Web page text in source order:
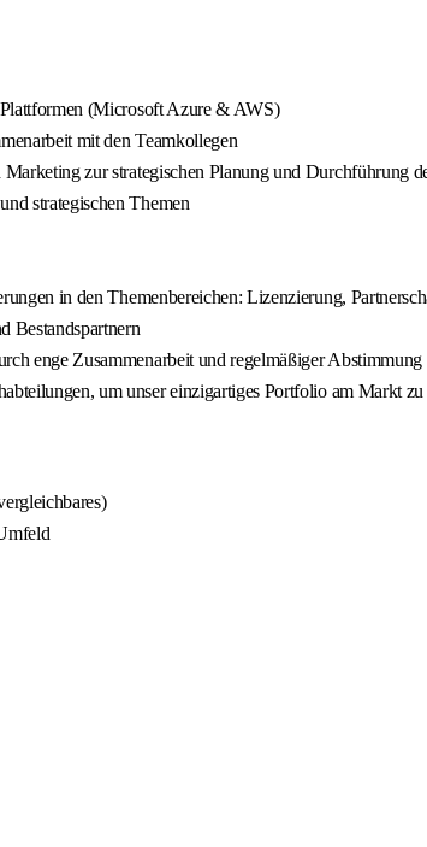
(Microsoft Azure & AWS)
mit den Teamkollegen
zur strategischen Planung und Durchführung
strategischen Themen
in den Themenbereichen: Lizenzierung,
Bestandspartnern
enge Zusammenarbeit und regelmäßiger
um unser einzigartiges Portfolio am Markt